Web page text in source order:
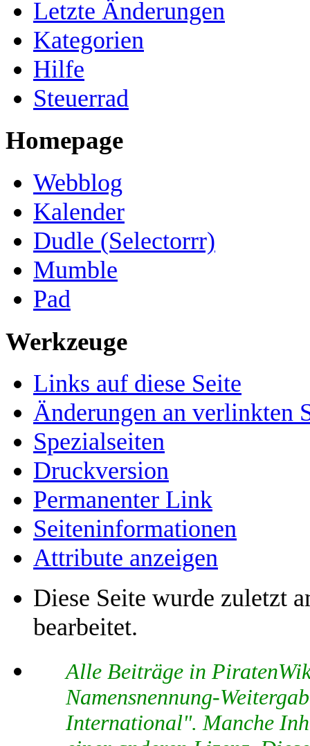
Letzte Änderungen
Kategorien
Hilfe
Steuerrad
Homepage
Webblog
Kalender
Dudle (Selectorrr)
Mumble
Pad
Werkzeuge
Links auf diese Seite
Änderungen an verlinkten
Spezialseiten
Druckversion
Permanenter Link
Seiten­­informationen
Attribute anzeigen
Diese Seite wurde zuletzt
bearbeitet.
Alle Beiträge in
Namensnennung-
International". Manche